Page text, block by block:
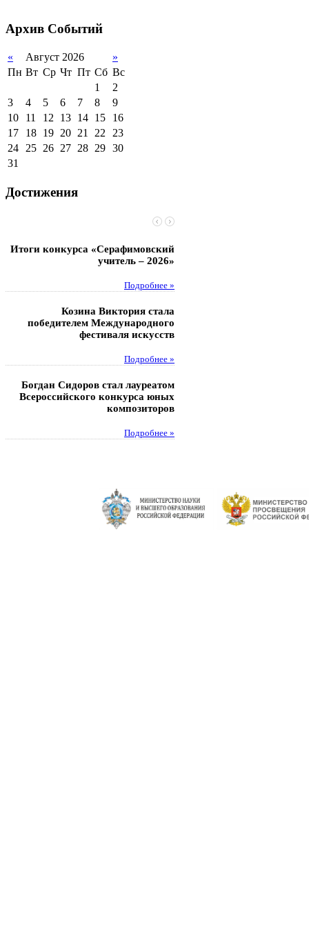
поддержки обучающихся
сотрудничество
Организация питания в
образовательной
организации
Архив Событий
« Август 2026
»
Пн Вт Ср Чт Пт Сб Вс
1
2
3
4 5 6 7 8
9
10
11 12 13 14 15
16
17
18 19 20 21 22 23
24 25 26 27 28 29 30
31
Достижения
Итоги конкурса «Серафимовский
учитель – 2026»
Подробнее »
Козина Виктория стала
победителем Международного
фестиваля искусств
Подробнее »
Богдан Сидоров стал лауреатом
Всероссийского конкурса юных
композиторов
Подробнее »